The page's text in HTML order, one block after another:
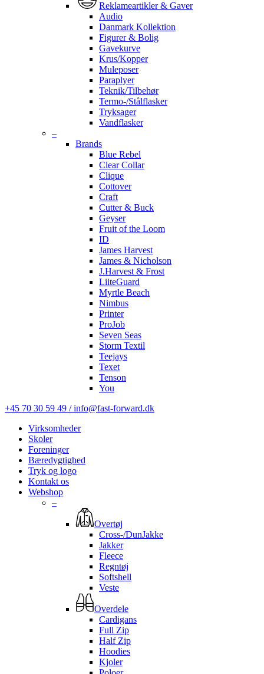
Reklameartikler & Gaver
Audio
Danmark Kollektion
Figurer & Bolig
Gavekurve
Krus/Kopper
Muleposer
Paraplyer
Teknik/Tilbehør
Termo-/Stålflasker
Tryksager
Vandflasker
–
Brands
Blue Rebel
Clear Collar
Clique
Cottover
Craft
Cutter & Buck
Geyser
Fruit of the Loom
ID
James Harvest
James & Nicholson
J.Harvest & Frost
LiiteGuard
Myrtle Beach
Nimbus
Printer
ProJob
Seven Seas
Storm Textil
Teejays
Texet
Tenson
You
+45 70 30 59 49 / info@fast-forward.dk
Virksomheder
Skoler
Foreninger
Bæredygtighed
Tryk og logo
Kontakt os
Webshop
–
Overtøj
Cross-/DunJakke
Jakker
Fleece
Regntøj
Softshell
Veste
Overdele
Cardigans
Full Zip
Half Zip
Hoodies
Kjoler